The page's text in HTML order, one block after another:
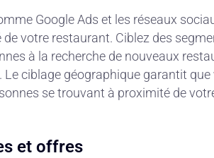
Google Ads et les réseaux
votre restaurant. Ciblez des
à la recherche de nouveaux
ciblage géographique garantit que
se trouvant à proximité de
et offres